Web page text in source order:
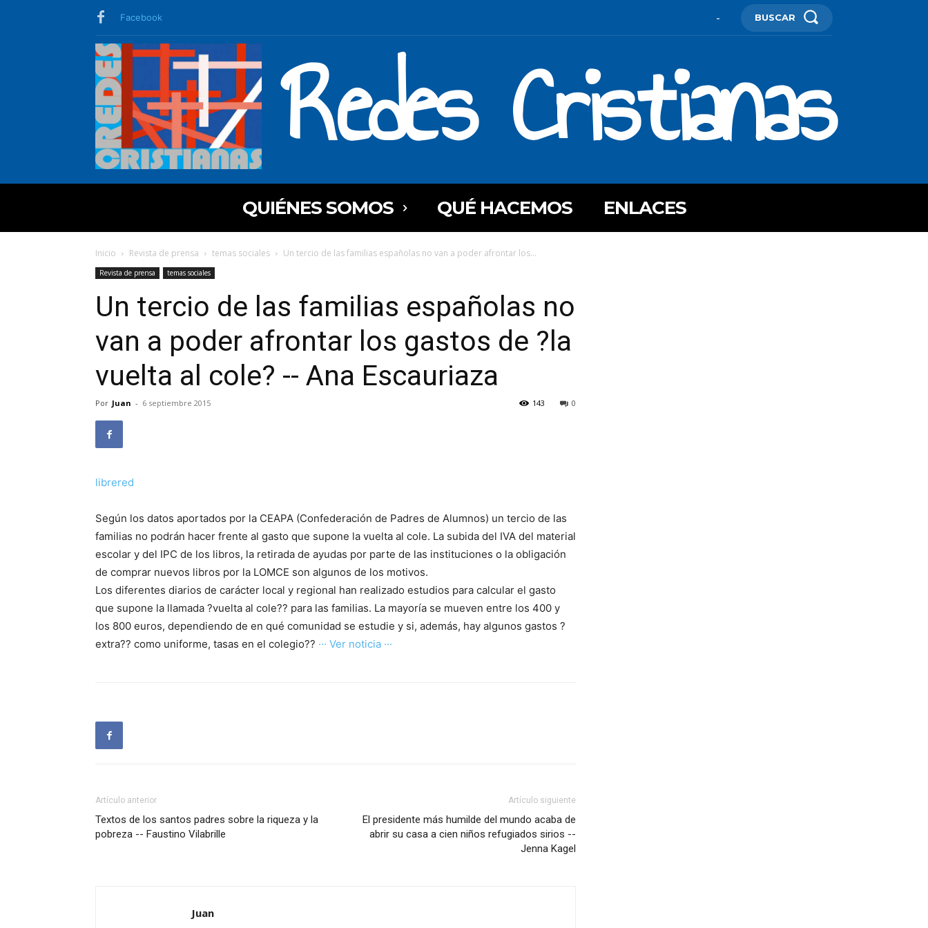
Facebook - BUSCAR
Redes Cristianas
QUIÉNES SOMOS QUÉ HACEMOS ENLACES
Inicio Revista de prensa temas sociales Un tercio de las familias españolas no van a poder afrontar los...
Revista de prensa temas sociales
Un tercio de las familias españolas no
van a poder afrontar los gastos de ?la
vuelta al cole? -- Ana Escauriaza
Por Juan - 6 septiembre 2015 0
143
librered
Según los datos aportados por la CEAPA (Confederación de Padres de Alumnos) un tercio de las
familias no podrán hacer frente al gasto que supone la vuelta al cole. La subida del IVA del material
escolar y del IPC de los libros, la retirada de ayudas por parte de las instituciones o la obligación
de comprar nuevos libros por la LOMCE son algunos de los motivos.
Los diferentes diarios de carácter local y regional han realizado estudios para calcular el gasto
que supone la llamada ?vuelta al cole?? para las familias. La mayoría se mueven entre los 400 y
los 800 euros, dependiendo de en qué comunidad se estudie y si, además, hay algunos gastos ?
extra?? como uniforme, tasas en el colegio?? ··· Ver noticia ···
Artículo anterior
Textos de los santos padres sobre la riqueza y la
pobreza -- Faustino Vilabrille
Artículo siguiente
El presidente más humilde del mundo acaba de
abrir su casa a cien niños refugiados sirios --
Jenna Kagel
Juan